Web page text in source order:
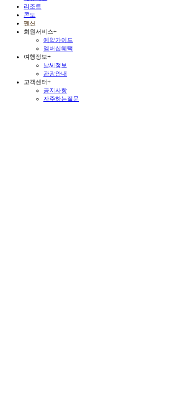
리조트
콘도
펜션
회원서비스+
예약가이드
멤버십혜택
여행정보+
날씨정보
관광안내
고객센터+
공지사항
자주하는질문